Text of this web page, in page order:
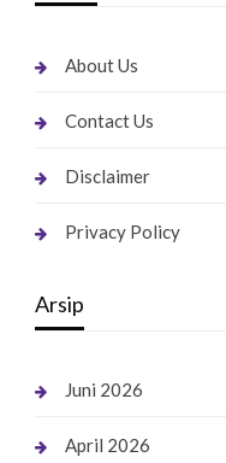
About Us
Contact Us
Disclaimer
Privacy Policy
Arsip
Juni 2026
April 2026